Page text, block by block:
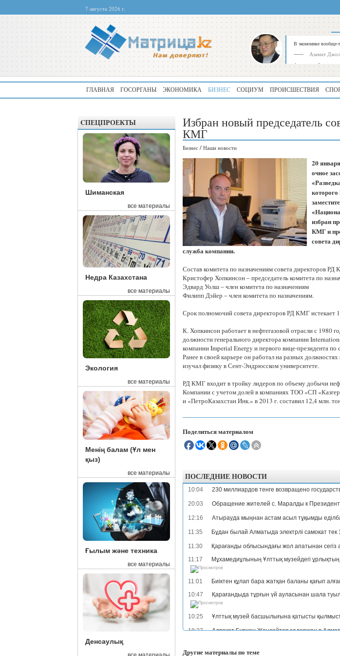
7 августа 2026 г.
В экономике вообще-
Азамат
фондовая биржа»
ГЛАВНАЯ ГОСОРГАНЫ ЭКОНОМИКА БИЗНЕС СОЦИУМ ПРОИСШЕСТВИЯ
CПЕЦПРОЕКТЫ
Шиманская
все материалы
Недра Казахстана
все материалы
Экология
все материалы
Менің балам (Ұл мен
қыз)
все материалы
Ғылым және техника
все материалы
Денсаулық
Избран новый председатель
КМГ
Бизнес / Наши новости
20
очное
избран
КМГ и
совета
служба компании.
Состав комитета по назначениям совета директоров
Кристофер Хопкинсон – председатель комитета по
Эдвард Уолш – член комитета по назначениям
Филипп Дэйер – член комитета по назначениям.
Срок полномочий совета директоров РД КМГ истекает
К. Хопкинсон работает в нефтегазовой отрасли с
должности генерального директора компании
компании Imperial Energy и первого вице-президента
Ранее в своей карьере он работал на разных
изучал физику в Сент-Эндрюсском университете.
РД КМГ входит в тройку лидеров по объему добычи
Компании с учетом долей в компаниях ТОО «СП
и «ПетроКазахстан Инк.» в 2013 г. составил 12,4 млн.
Поделиться материалом
ПОСЛЕДНИЕ НОВОСТИ
10:04 230 миллиардов тенге возвращено
20:03 Обращение жителей с. Маралды к
12:16 Атырауда мыңнан астам асыл тұқымды
11:35 Бұдан былай Алматыда электрлі самокат тек
11:30 Қарағанды облысындағы жол апатынан сегіз
11:17 Мұхамедиұлының Ұлттық музейдегі
11:01 Биіктен құлап бара жатқан баланы қағып
10:47 Қарағандыда тұрғын үй ауласынан шала
10:25 Ұлттық музей басшылығына қатысты
18:37 Адвокат Бурхан Жансейтов задержан в
Другие материалы по теме